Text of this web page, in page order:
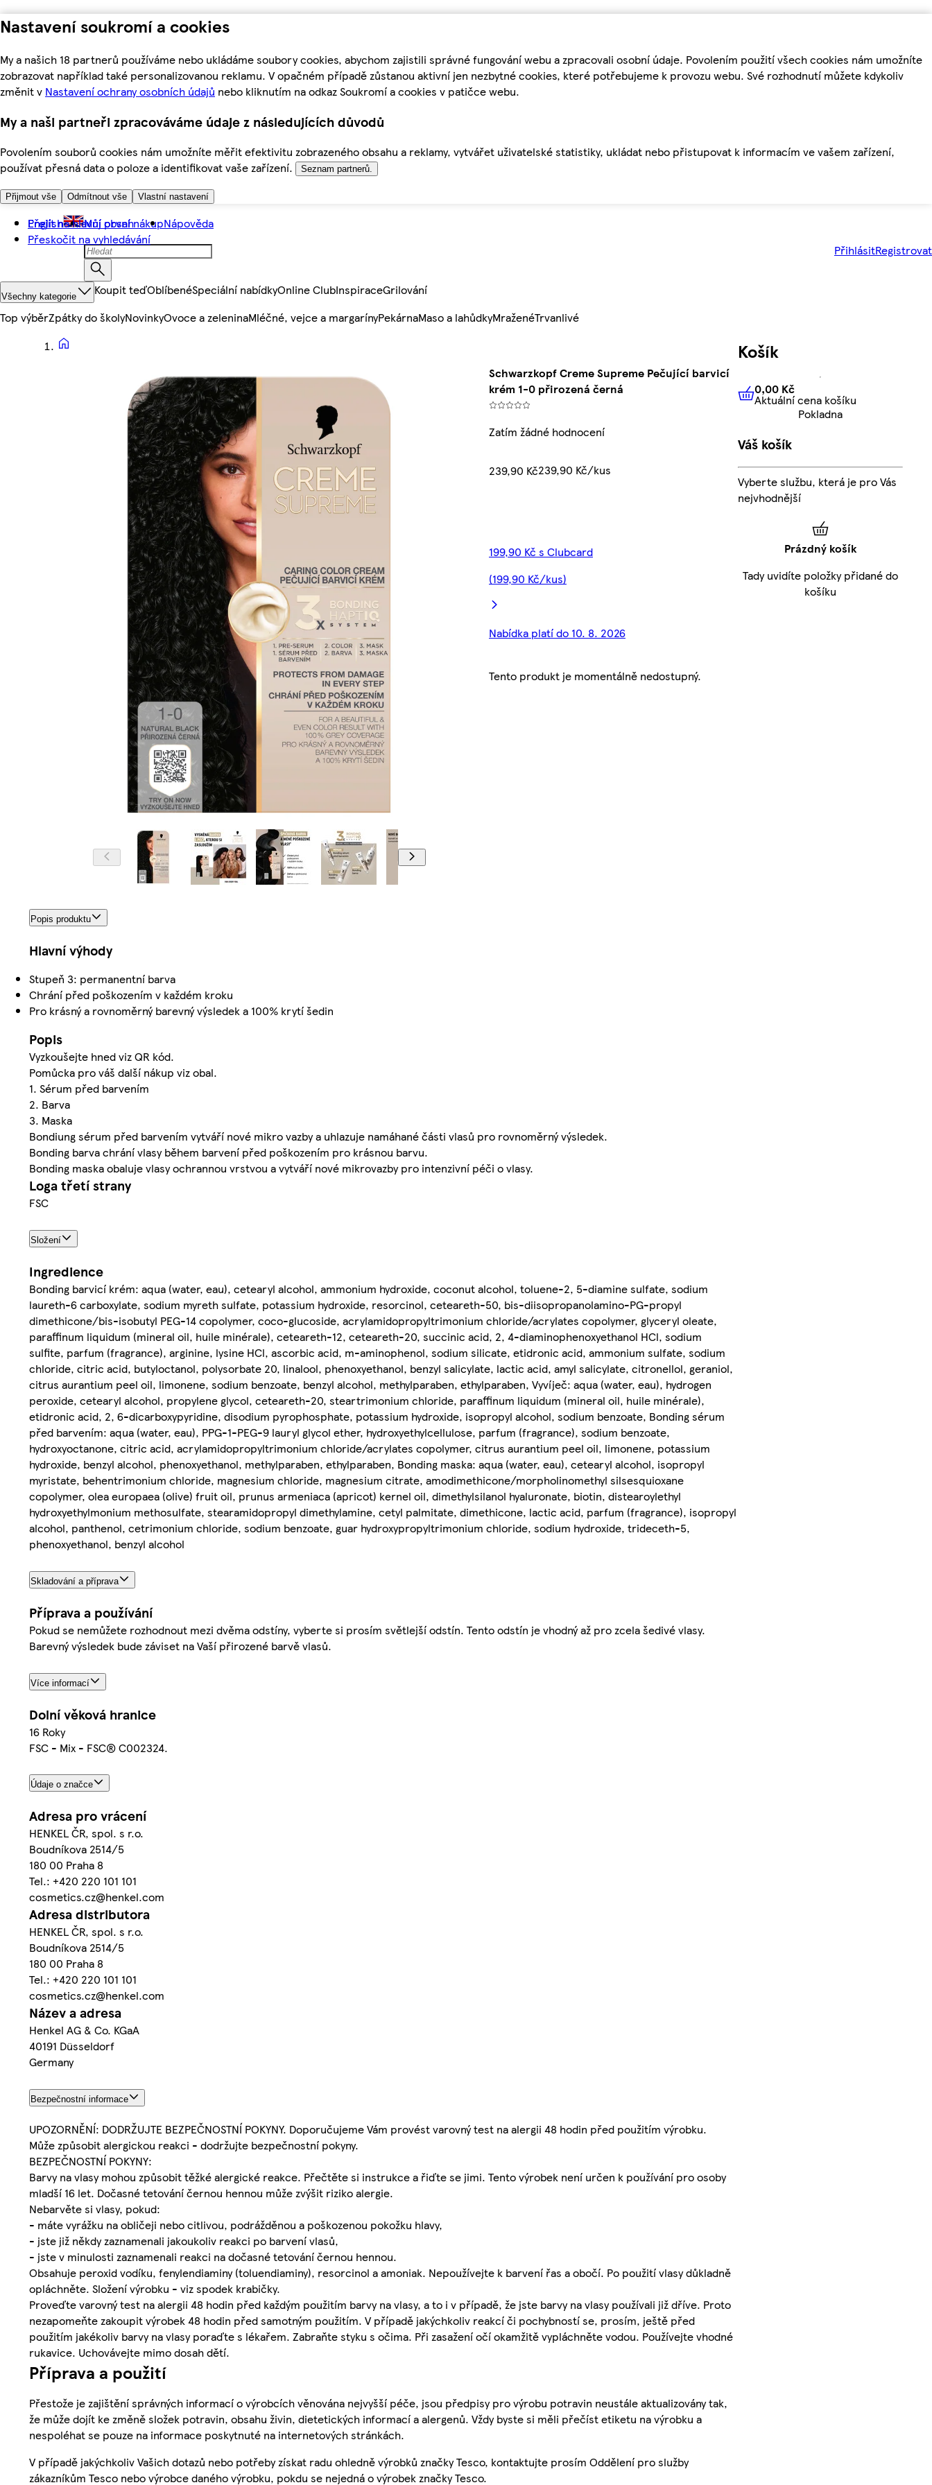
Nastavení soukromí a cookies
My a našich 18 partnerů používáme nebo ukládáme soubory cookies, abychom zajistili správné fungování webu a zpracovali osobní údaje. Povolením použití všech cookies nám umožníte
zobrazovat například také personalizovanou reklamu. V opačném případě zůstanou aktivní jen nezbytné cookies, které potřebujeme k provozu webu. Své rozhodnutí můžete kdykoliv
změnit v Nastavení ochrany osobních údajů nebo kliknutím na odkaz Soukromí a cookies v patičce webu.
My a naši partneři zpracováváme údaje z následujících důvodů
Povolením souborů cookies nám umožníte měřit efektivitu zobrazeného obsahu a reklamy, vytvářet uživatelské statistiky, ukládat nebo přistupovat k informacím ve vašem zařízení,
používat přesná data o poloze a identifikovat vaše zařízení.
Seznam partnerů.
Přijmout vše Odmítnout vše Vlastní nastavení
Přejít na hlavní obsah
Přeskočit na vyhledávání
English Můj první nákupNápověda
PřihlásitRegistrovat
Všechny kategorie Koupit teďOblíbenéSpeciální nabídkyOnline ClubInspiraceGrilování
Top výběrZpátky do školyNovinkyOvoce a zeleninaMléčné, vejce a margarínyPekárnaMaso a lahůdkyMraženéTrvanlivé
Schwarzkopf Creme Supreme Pečující barvicí
krém 1-0 přirozená černá
Zatím žádné hodnocení
239,90 Kč239,90 Kč/kus
199,90 Kč s Clubcard
(199,90 Kč/kus)
Nabídka platí do 10. 8. 2026
Tento produkt je momentálně nedostupný.
Popis produktu
Hlavní výhody
Stupeň 3: permanentní barva
Chrání před poškozením v každém kroku
Pro krásný a rovnoměrný barevný výsledek a 100% krytí šedin
Popis
Vyzkoušejte hned viz QR kód.
Pomůcka pro váš další nákup viz obal.
1. Sérum před barvením
2. Barva
3. Maska
Bondiung sérum před barvením vytváří nové mikro vazby a uhlazuje namáhané části vlasů pro rovnoměrný výsledek.
Bonding barva chrání vlasy během barvení před poškozením pro krásnou barvu.
Bonding maska obaluje vlasy ochrannou vrstvou a vytváří nové mikrovazby pro intenzivní péči o vlasy.
Loga třetí strany
FSC
Složení
Ingredience
Bonding barvicí krém: aqua (water, eau), cetearyl alcohol, ammonium hydroxide, coconut alcohol, toluene-2, 5-diamine sulfate, sodium
laureth-6 carboxylate, sodium myreth sulfate, potassium hydroxide, resorcinol, ceteareth-50, bis-diisopropanolamino-PG-propyl
dimethicone/bis-isobutyl PEG-14 copolymer, coco-glucoside, acrylamidopropyltrimonium chloride/acrylates copolymer, glyceryl oleate,
paraffinum liquidum (mineral oil, huile minérale), ceteareth-12, ceteareth-20, succinic acid, 2, 4-diaminophenoxyethanol HCl, sodium
sulfite, parfum (fragrance), arginine, lysine HCl, ascorbic acid, m-aminophenol, sodium silicate, etidronic acid, ammonium sulfate, sodium
chloride, citric acid, butyloctanol, polysorbate 20, linalool, phenoxyethanol, benzyl salicylate, lactic acid, amyl salicylate, citronellol, geraniol,
citrus aurantium peel oil, limonene, sodium benzoate, benzyl alcohol, methylparaben, ethylparaben, Vyvíječ: aqua (water, eau), hydrogen
peroxide, cetearyl alcohol, propylene glycol, ceteareth-20, steartrimonium chloride, paraffinum liquidum (mineral oil, huile minérale),
etidronic acid, 2, 6-dicarboxypyridine, disodium pyrophosphate, potassium hydroxide, isopropyl alcohol, sodium benzoate, Bonding sérum
před barvením: aqua (water, eau), PPG-1-PEG-9 lauryl glycol ether, hydroxyethylcellulose, parfum (fragrance), sodium benzoate,
hydroxyoctanone, citric acid, acrylamidopropyltrimonium chloride/acrylates copolymer, citrus aurantium peel oil, limonene, potassium
hydroxide, benzyl alcohol, phenoxyethanol, methylparaben, ethylparaben, Bonding maska: aqua (water, eau), cetearyl alcohol, isopropyl
myristate, behentrimonium chloride, magnesium chloride, magnesium citrate, amodimethicone/morpholinomethyl silsesquioxane
copolymer, olea europaea (olive) fruit oil, prunus armeniaca (apricot) kernel oil, dimethylsilanol hyaluronate, biotin, distearoylethyl
hydroxyethylmonium methosulfate, stearamidopropyl dimethylamine, cetyl palmitate, dimethicone, lactic acid, parfum (fragrance), isopropyl
alcohol, panthenol, cetrimonium chloride, sodium benzoate, guar hydroxypropyltrimonium chloride, sodium hydroxide, trideceth-5,
phenoxyethanol, benzyl alcohol
Skladování a příprava
Příprava a používání
Pokud se nemůžete rozhodnout mezi dvěma odstíny, vyberte si prosím světlejší odstín. Tento odstín je vhodný až pro zcela šedivé vlasy.
Barevný výsledek bude záviset na Vaší přirozené barvě vlasů.
Více informací
Dolní věková hranice
16 Roky
FSC - Mix - FSC® C002324.
Údaje o značce
Adresa pro vrácení
HENKEL ČR, spol. s r.o.
Boudníkova 2514/5
180 00 Praha 8
Tel.: +420 220 101 101
cosmetics.cz@henkel.com
Adresa distributora
HENKEL ČR, spol. s r.o.
Boudníkova 2514/5
180 00 Praha 8
Tel.: +420 220 101 101
cosmetics.cz@henkel.com
Název a adresa
Henkel AG & Co. KGaA
40191 Düsseldorf
Germany
Bezpečnostní informace
UPOZORNĚNÍ: DODRŽUJTE BEZPEČNOSTNÍ POKYNY. Doporučujeme Vám provést varovný test na alergii 48 hodin před použitím výrobku.
Může způsobit alergickou reakci - dodržujte bezpečnostní pokyny.
BEZPEČNOSTNÍ POKYNY:
Barvy na vlasy mohou způsobit těžké alergické reakce. Přečtěte si instrukce a řiďte se jimi. Tento výrobek není určen k používání pro osoby
mladší 16 let. Dočasné tetování černou hennou může zvýšit riziko alergie.
Nebarvěte si vlasy, pokud:
- máte vyrážku na obličeji nebo citlivou, podrážděnou a poškozenou pokožku hlavy,
- jste již někdy zaznamenali jakoukoliv reakci po barvení vlasů,
- jste v minulosti zaznamenali reakci na dočasné tetování černou hennou.
Obsahuje peroxid vodíku, fenylendiaminy (toluendiaminy), resorcinol a amoniak. Nepoužívejte k barvení řas a obočí. Po použití vlasy důkladně
opláchněte. Složení výrobku - viz spodek krabičky.
Proveďte varovný test na alergii 48 hodin před každým použitím barvy na vlasy, a to i v případě, že jste barvy na vlasy používali již dříve. Proto
nezapomeňte zakoupit výrobek 48 hodin před samotným použitím. V případě jakýchkoliv reakcí či pochybností se, prosím, ještě před
použitím jakékoliv barvy na vlasy poraďte s lékařem. Zabraňte styku s očima. Při zasažení očí okamžitě vypláchněte vodou. Používejte vhodné
rukavice. Uchovávejte mimo dosah dětí.
Příprava a použití
Přestože je zajištění správných informací o výrobcích věnována nejvyšší péče, jsou předpisy pro výrobu potravin neustále aktualizovány tak,
že může dojít ke změně složek potravin, obsahu živin, dietetických informací a alergenů. Vždy byste si měli přečíst etiketu na výrobku a
nespoléhat se pouze na informace poskytnuté na internetových stránkách.
V případě jakýchkoliv Vašich dotazů nebo potřeby získat radu ohledně výrobků značky Tesco, kontaktujte prosím Oddělení pro služby
zákazníkům Tesco nebo výrobce daného výrobku, pokdu se nejedná o výrobek značky Tesco.
Košík
0,00 KčAktuální cena košíku
0,00 Kč
Aktuální cena košíku
Pokladna
Váš košík
Vyberte službu, která je pro Vás
nejvhodnější
Prázdný košík
Tady uvidíte položky přidané do
košíku